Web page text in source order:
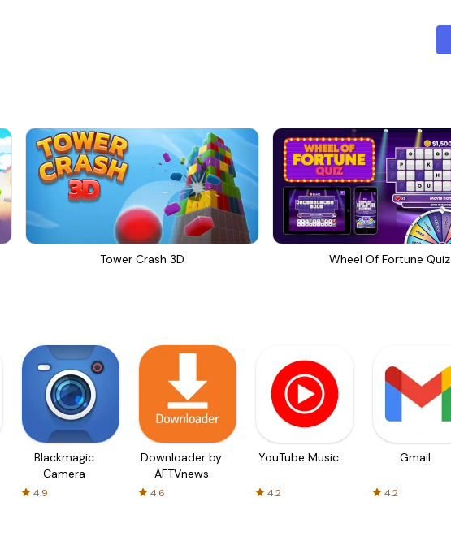
Tower Crash 3D Wheel Of Fortune Quiz
Blackmagic
Camera
4.9
Downloader by
AFTVnews
4.6
YouTube Music
4.2
Gmail
4.2